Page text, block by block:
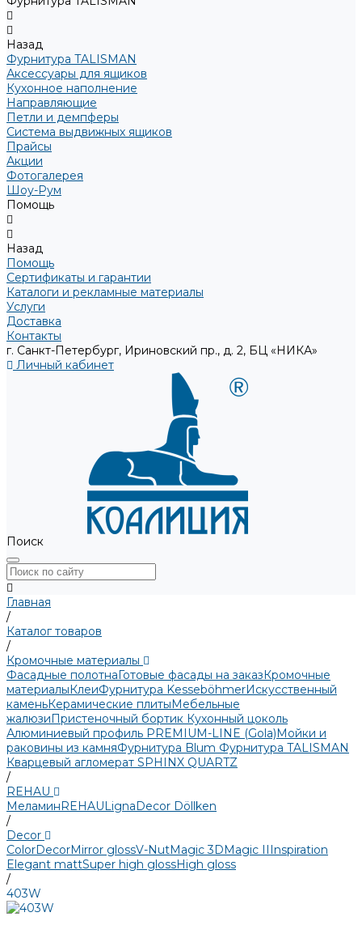
Назад
Фурнитура TALISMAN
Аксессуары для ящиков
Кухонное наполнение
Направляющие
Петли и демпферы
Система выдвижных ящиков
Прайсы
Акции
Фотогалерея
Шоу-Рум
Помощь
Назад
Помощь
Сертификаты и гарантии
Каталоги и рекламные материалы
Услуги
Доставка
Контакты
г. Санкт-Петербург, Ириновский пр., д. 2, БЦ «НИКА»
Личный кабинет
Поиск
Главная
/
Каталог товаров
/
Кромочные материалы
Фасадные полотнаГотовые фасады на заказКромочные
материалыКлеиФурнитура KesseböhmerИскусственный
каменьКерамические плитыМебельные
жалюзиПристеночный бортик Кухонный цоколь
Алюминиевый профиль PREMIUM-LINE (Gola)Мойки и
раковины из камняФурнитура Blum Фурнитура TALISMAN
Кварцевый агломерат SPHINX QUARTZ
/
REHAU
МеламинREHAULignaDecor Döllken
/
Decor
ColorDecorMirror glossV-NutMagic 3DMagic IIInspiration
Elegant mattSuper high glossHigh gloss
/
403W